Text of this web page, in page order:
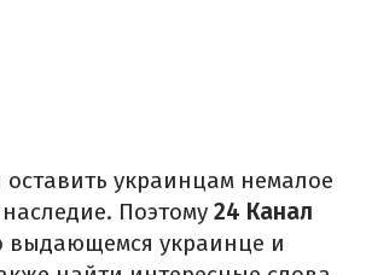
оставить украинцам немалое
Поэтому 24 Канал
выдающемся украинце и